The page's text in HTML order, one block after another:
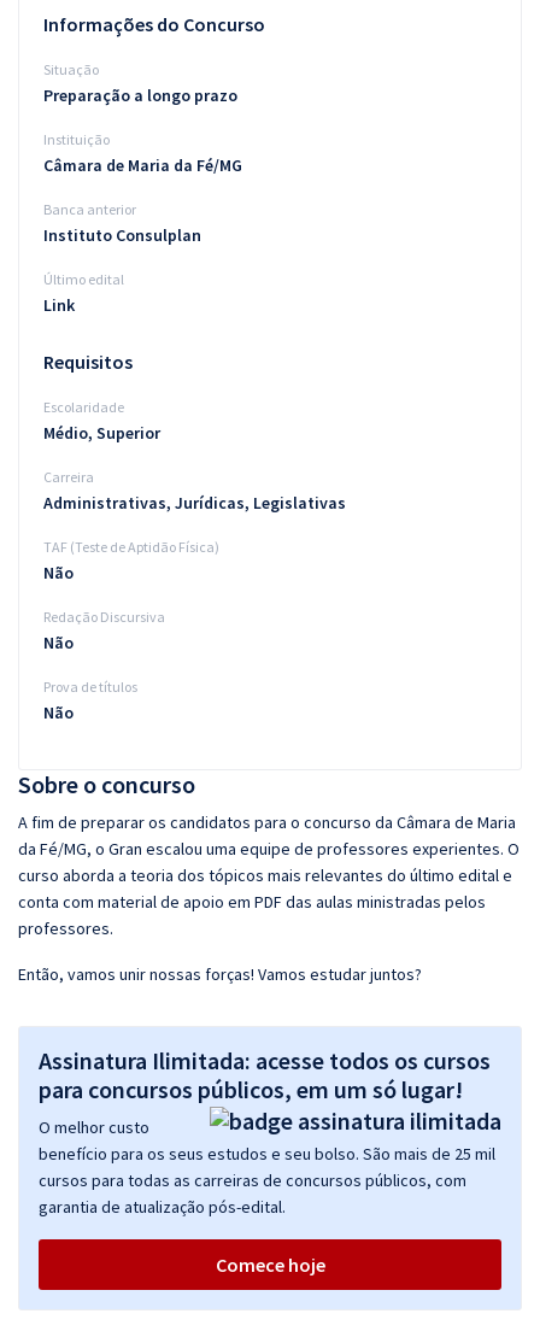
Questões grátis
Blog
Aprovados
Atendimento
Sobre o concurso
A fim de preparar os candidatos para o concurso da Câmara de Maria
da Fé/MG, o Gran escalou uma equipe de professores experientes. O
curso aborda a teoria dos tópicos mais relevantes do último edital e
conta com material de apoio em PDF das aulas ministradas pelos
professores.
Então, vamos unir nossas forças! Vamos estudar juntos?
Assinatura Ilimitada: acesse todos os cursos
para concursos públicos, em um só lugar!
O melhor custo
benefício para os seus estudos e seu bolso. São mais de 25 mil
cursos para todas as carreiras de concursos públicos, com
garantia de atualização pós-edital.
Comece hoje
Informações do Concurso
Situação
Preparação a longo prazo
Instituição
Câmara de Maria da Fé/MG
Banca anterior
Instituto Consulplan
Último edital
Link
Requisitos
Escolaridade
Médio, Superior
Carreira
Administrativas, Jurídicas, Legislativas
TAF (Teste de Aptidão Física)
Não
Redação Discursiva
Não
Prova de títulos
Não